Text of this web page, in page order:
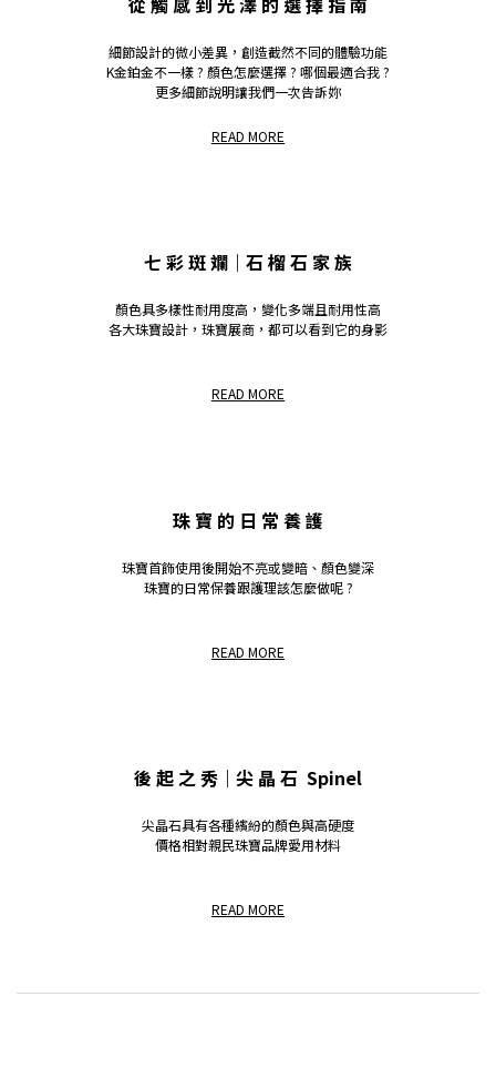
細節設計的微小差異，創造截然不同的體驗功能
K金鉑金不一樣 ? 顏色怎麼選擇 ? 哪個最適合我 ?
更多細節說明讓我們一次告訴妳
READ MORE
七 彩 斑 斕｜石 榴 石 家 族
顏色具多樣性耐用度高，變化多端且耐用性高
各大珠寶設計，珠寶展商，都可以看到它的身影
READ MORE
珠 寶 的 日 常 養 護
珠寶首飾使用後開始不亮或變暗、顏色變深
珠寶的日常保養跟護理該怎麼做呢 ?
READ MORE
後 起 之 秀｜尖 晶 石 Spinel
尖晶石具有各種繽紛的顏色與高硬度
價格相對親民珠寶品牌愛用材料
READ MORE